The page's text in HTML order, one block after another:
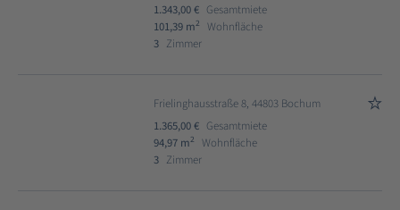
1.343,00 € Gesamtmiete
101,39 m2
Wohnfläche
3 Zimmer
Frielinghausstraße 8, 44803 Bochum
1.365,00 € Gesamtmiete
94,97 m2
Wohnfläche
3 Zimmer